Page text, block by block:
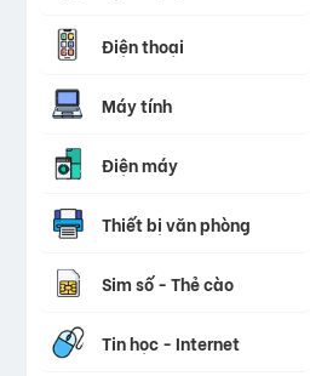
Điện thoại
Máy tính
Điện máy
Thiết bị văn phòng
Sim số - Thẻ cào
Tin học - Internet